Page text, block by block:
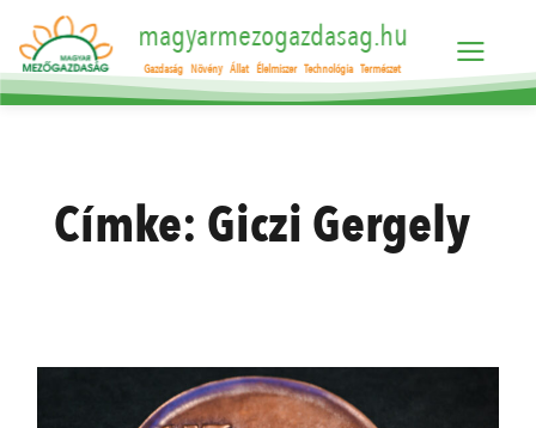
magyarmezogazdasag.hu
Gazdaság Növény Állat Élelmiszer Technológia Természet
Címke: Giczi Gergely